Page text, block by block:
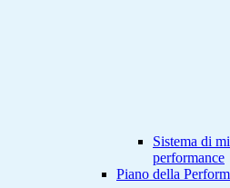
Sistema di
performance
Piano della